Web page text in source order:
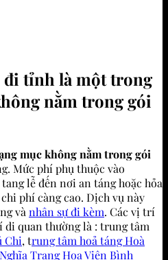
đi tỉnh là một trong
nằm trong gói
mục không nằm trong gói
Mức phí phụ thuộc vào
lễ đến nơi an táng hoặc hỏa
phí càng cao. Dịch vụ này
vànhân sự đi kèm. Các vị trí
di quan thường là : trung tâm
Chi, trung tâm hoả táng Hoà
Nghĩa Trang Hoa Viên Bình